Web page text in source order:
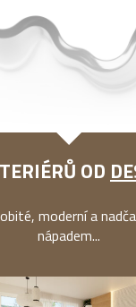
OD
moderní a
nápadem...